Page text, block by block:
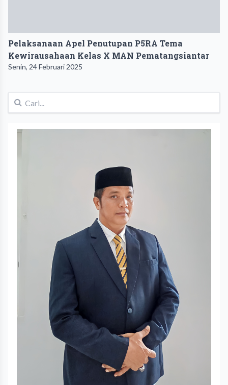
Pelaksanaan Apel Penutupan P5RA Tema
Kewirausahaan Kelas X MAN Pematangsiantar
Senin, 24 Februari 2025